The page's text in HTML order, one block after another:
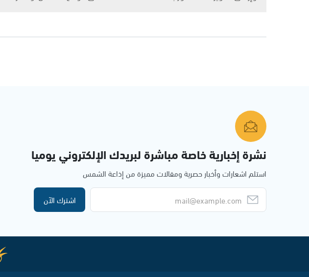
نشرة إخبارية خاصة مباشرة لبريدك الإلكتروني يوميا
استلم اشعارات وأخبار حصرية ومقالات مميزة من إذاعة الشمس
اشترك الآن